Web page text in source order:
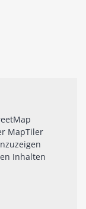
MapTiler
Inhalten